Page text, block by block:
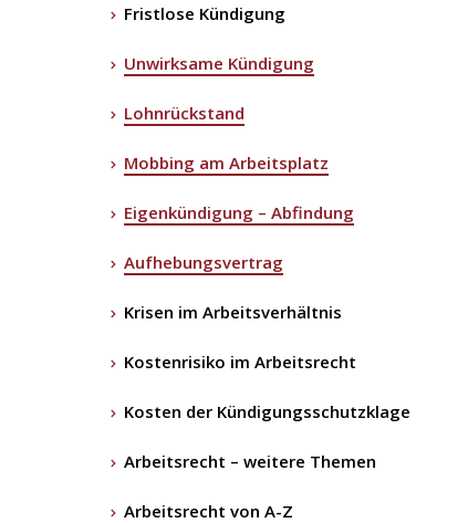
Fristlose Kündigung
Unwirksame Kündigung
Lohnrückstand
Mobbing am Arbeitsplatz
Eigenkündigung – Abfindung
Aufhebungsvertrag
Krisen im Arbeitsverhältnis
Kostenrisiko im Arbeitsrecht
Kosten der Kündigungsschutzklage
Arbeitsrecht – weitere Themen
Arbeitsrecht von A-Z